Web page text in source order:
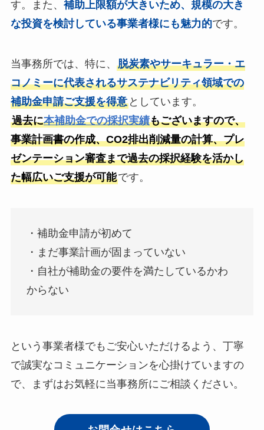
す。また、 補助上限額が大きいため、規模の大き
な投資を検討している事業者様にも魅力的です。
当事務所では、特に、 脱炭素やサーキュラー・エ
コノミーに代表されるサステナビリティ領域での
補助金申請ご支援を得意としています。
過去に本補助金での採択実績もございますので、
事業計画書の作成、CO2排出削減量の計算、プレ
ゼンテーション審査まで過去の採択経験を活かし
た幅広いご支援が可能です。
・補助金申請が初めて
・まだ事業計画が固まっていない
・自社が補助金の要件を満たしているかわ
からない
という事業者様でもご安心いただけるよう、丁寧
で誠実なコミュニケーションを心掛けていますの
で、まずはお気軽に当事務所にご相談ください。